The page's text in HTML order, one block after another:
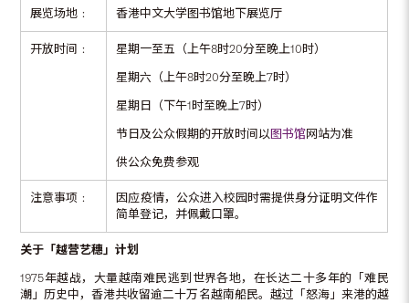
展览场地﹕ 香港中文大学图书馆地下展览厅
开放时间﹕ 星期一至五（上午8时20分至晚上10时）
星期六（上午8时20分至晚上7时）
星期日（下午1时至晚上7时）
节日及公众假期的开放时间以 图书馆网站为准
供公众免费参观
注意事项﹕
因应疫情，公众进入校园时需提供身分证明文件作
简单登记，并佩戴口罩。
关于「越营艺穗」计划
1975年越战，大量越南难民逃到世界各地，在长达二十多年的「难民
潮」历史中，香港共收留逾二十万名越南船民。越过「怒海」来港的越